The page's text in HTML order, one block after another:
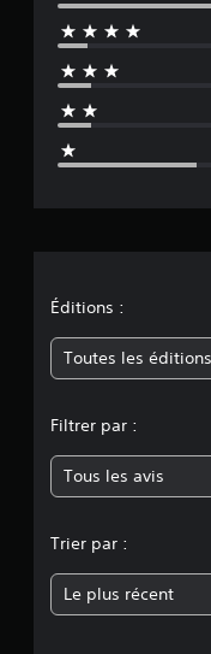
Éditions :
Toutes les éditions
Filtrer par :
Tous les avis
Trier par :
Le plus récent